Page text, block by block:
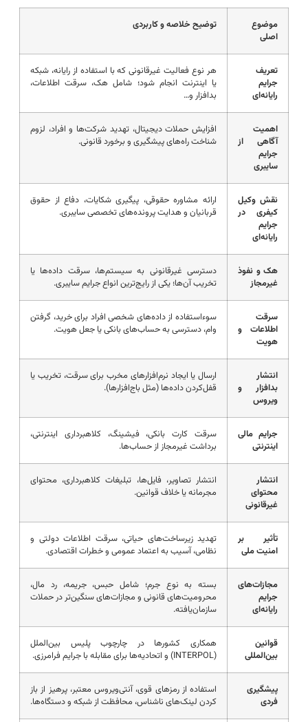
موضوع
اصلی
توضیح خلاصه و کاربردی
تعریف
جرایم
رایانه‌ای
هر نوع فعالیت غیرقانونی که با استفاده از رایانه، شبکه
یا اینترنت انجام شود؛ شامل هک، سرقت اطلاعات،
بدافزار و…
اهمیت
آگاهی از
جرایم
سایبری
افزایش حملات دیجیتال، تهدید شرکت‌ها و افراد، لزوم
شناخت راه‌های پیشگیری و برخورد قانونی.
نقش وکیل
کیفری در
جرایم
رایانه‌ای
ارائه مشاوره حقوقی، پیگیری شکایات، دفاع از حقوق
قربانیان و هدایت پرونده‌های تخصصی سایبری.
هک و نفوذ
غیرمجاز
دسترسی غیرقانونی به سیستم‌ها، سرقت داده‌ها یا
تخریب آن‌ها؛ یکی از رایج‌ترین انواع جرایم سایبری.
سرقت
اطلاعات و
هویت
سوءاستفاده از داده‌های شخصی افراد برای خرید، گرفتن
وام، دسترسی به حساب‌های بانکی یا جعل هویت.
انتشار
بدافزار و
ویروس
ارسال یا ایجاد نرم‌افزارهای مخرب برای سرقت، تخریب یا
قفل‌کردن داده‌ها (مثل باج‌افزارها).
جرایم مالی
اینترنتی
سرقت کارت بانکی، فیشینگ، کلاهبرداری اینترنتی،
برداشت غیرمجاز از حساب‌ها.
انتشار
محتوای
غیرقانونی
انتشار تصاویر، فایل‌ها، تبلیغات کلاهبرداری، محتوای
مجرمانه یا خلاف قوانین.
تأثیر بر
امنیت ملی
تهدید زیرساخت‌های حیاتی، سرقت اطلاعات دولتی و
نظامی، آسیب به اعتماد عمومی و خطرات اقتصادی.
مجازات‌های
جرایم
رایانه‌ای
بسته به نوع جرم؛ شامل حبس، جریمه، رد مال،
محرومیت‌های قانونی و مجازات‌های سنگین‌تر در حملات
سازمان‌یافته.
قوانین
بین‌المللی
همکاری کشورها در چارچوب پلیس بین‌الملل
(INTERPOL) و اتحادیه‌ها برای مقابله با جرایم فرامرزی.
پیشگیری
فردی
استفاده از رمزهای قوی، آنتی‌ویروس معتبر، پرهیز از باز
کردن لینک‌های ناشناس، محافظت از شبکه و دستگاه‌ها.